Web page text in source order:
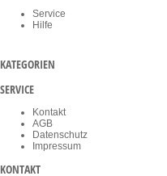
Service
Hilfe
KATEGORIEN
SERVICE
Kontakt
AGB
Datenschutz
Impressum
KONTAKT